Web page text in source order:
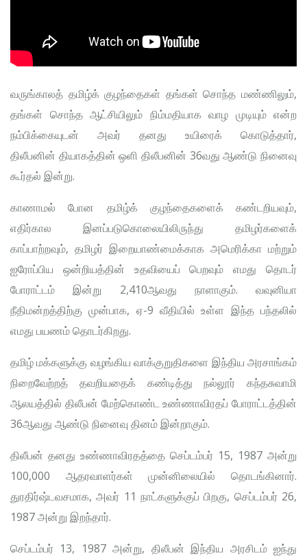
வருங்காலத் தமிழ்க் குழந்தைகள் தங்கள் சொந்த மண்ணிலும்,
தங்கள் சொந்த ஆட்சியிலும் நிம்மதியாக வாழ முடியும் என்ற
நம்பிக்கையுடன் அவர் தனது உயிரைக் கொடுத்தார்,
திலீபனின் தியாகத்தின் ஒளி திலீபனின் 36வது ஆண்டு நினைவு
கூர்தல் இன்று.
காணாமல் போன தமிழ்க் குழந்தைகளைக் கண்டறியவும்,
எதிர்கால இனப்படுகொலையிலிருந்து தமிழர்களைக்
காப்பாற்றவும், தமிழர் இறையாண்மைக்காக அமெரிக்கா மற்றும்
ஐரோப்பிய ஒன்றியத்தின் உதவியைப் பெறவும் எமது தொடர்
போராட்டம் இன்று 2,410ஆவது நாளாகும். வவுனியா
நீதிமன்றத்திற்கு முன்பாக, ஏ-9 வீதியில் உள்ள இந்த பந்தலில்
எமது பயணம் தொடர்கிறது.
தமிழ் மக்களுக்கு வழங்கிய வாக்குறுதிகளை இந்திய அரசாங்கம்
நிறைவேற்றத் தவறியதைக் கண்டித்து நல்லூர் கந்தசுவாமி
ஆலயத்தில் திலீபன் மேற்கொண்ட உண்ணாவிரதப் போராட்டத்தின்
36ஆவது ஆண்டு நினைவு தினம் இன்றாகும்.
திலீபன் தனது உண்ணாவிரதத்தை செப்டம்பர் 15, 1987 அன்று
100,000 ஆதரவாளர்கள் முன்னிலையில் தொடங்கினார்.
துரதிர்ஷ்டவசமாக, அவர் 11 நாட்களுக்குப் பிறகு, செப்டம்பர் 26,
1987 அன்று இறந்தார்.
செப்டம்பர் 13, 1987 அன்று, திலீபன் இந்திய அரசிடம் ஐந்து